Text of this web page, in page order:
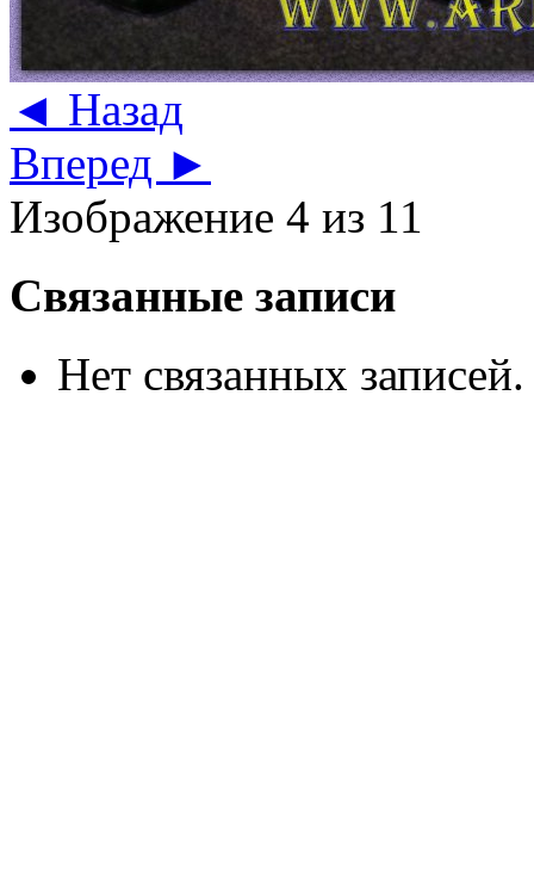
◄ Назад
Вперед ►
Изображение 4 из 11
Связанные записи
Нет связанных записей.